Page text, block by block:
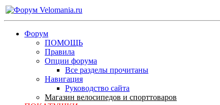
Форум
ПОМОЩЬ
Правила
Опции форума
Все разделы прочитаны
Навигация
Руководство сайта
Магазин велосипедов и спорттоваров